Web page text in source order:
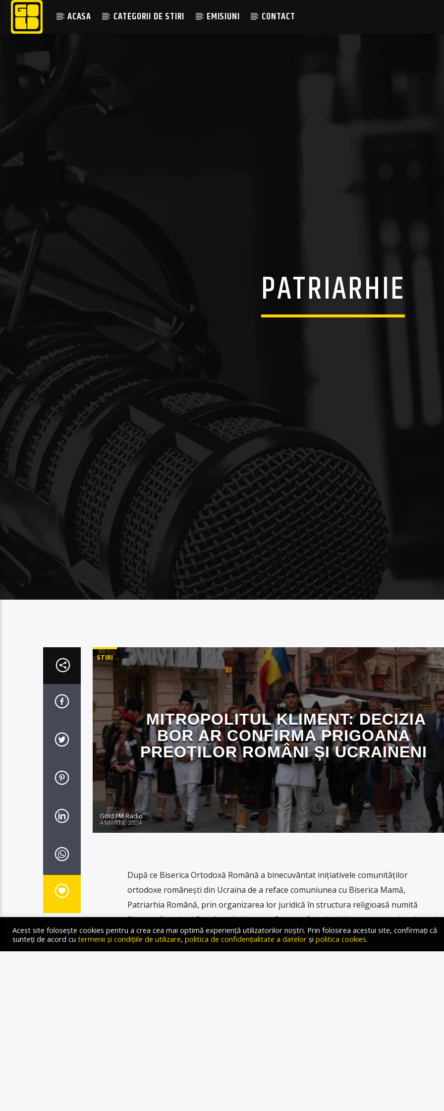
ACASA CATEGORII DE STIRI EMISIUNI CONTACT
PATRIARHIE
STIRI
MITROPOLITUL KLIMENT: DECIZIA
BOR AR CONFIRMA PRIGOANA
PREOȚILOR ROMÂNI ȘI UCRAINENI
Gold FM Radio
4 MARTIE 2024
După ce Biserica Ortodoxă Română a binecuvântat inițiativele comunităților
ortodoxe românești din Ucraina de a reface comuniunea cu Biserica Mamă,
Patriarhia Română, prin organizarea lor juridică în structura religioasă numită
Biserica Ortodoxă Română din Ucraina, Biserica Ortodoxă Ucraineană, subordonată
canonic Patriarhiei de la Moscova, dar independentă din punct de vedere juridic, a
menționat că decizia […]
Acest site folosește cookies pentru a crea cea mai optimă experiență utilizatorilor noștri. Prin folosirea acestui site, confirmați că
sunteți de acord cu termenii și condițiile de utilizare, politica de confidențialitate a datelor și politica cookies.